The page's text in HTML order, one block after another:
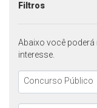
Filtros
Abaixo você
interesse.
Concurso Público